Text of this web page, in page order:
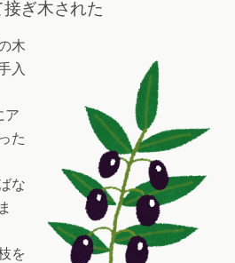
ぎ木された
木
入
ア
た
な
を